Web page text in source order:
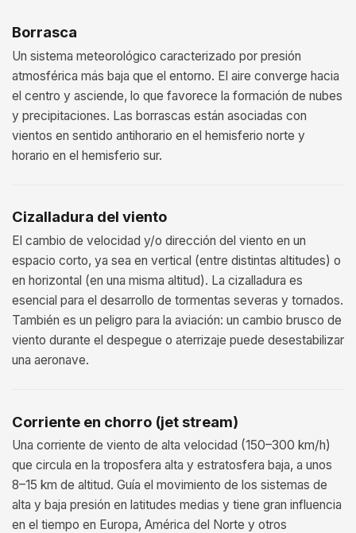
Borrasca
Un sistema meteorológico caracterizado por presión
atmosférica más baja que el entorno. El aire converge hacia
el centro y asciende, lo que favorece la formación de nubes
y precipitaciones. Las borrascas están asociadas con
vientos en sentido antihorario en el hemisferio norte y
horario en el hemisferio sur.
Cizalladura del viento
El cambio de velocidad y/o dirección del viento en un
espacio corto, ya sea en vertical (entre distintas altitudes) o
en horizontal (en una misma altitud). La cizalladura es
esencial para el desarrollo de tormentas severas y tornados.
También es un peligro para la aviación: un cambio brusco de
viento durante el despegue o aterrizaje puede desestabilizar
una aeronave.
Corriente en chorro (jet stream)
Una corriente de viento de alta velocidad (150–300 km/h)
que circula en la troposfera alta y estratosfera baja, a unos
8–15 km de altitud. Guía el movimiento de los sistemas de
alta y baja presión en latitudes medias y tiene gran influencia
en el tiempo en Europa, América del Norte y otros